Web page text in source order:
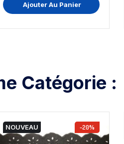
Ajouter Au Panier
Catégorie :
NOUVEAU -20%